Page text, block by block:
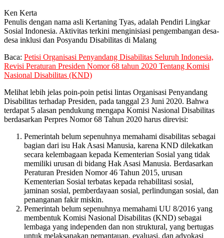
Ken Kerta
Penulis dengan nama asli Kertaning Tyas, adalah Pendiri Lingkar
Sosial Indonesia. Aktivitas terkini menginisiasi pengembangan desa-
desa inklusi dan Posyandu Disabilitas di Malang
Baca: Petisi Organisasi Penyandang Disabilitas Seluruh Indonesia,
Revisi Peraturan Presiden Nomor 68 tahun 2020 Tentang Komisi
Nasional Disabilitas (KND)
Melihat lebih jelas poin-poin petisi lintas Organisasi Penyandang
Disabilitas terhadap Presiden, pada tanggal 23 Juni 2020. Bahwa
terdapat 5 alasan pendukung mengapa Komisi Nasional Disabilitas
berdasarkan Perpres Nomor 68 Tahun 2020 harus direvisi:
Pemerintah belum sepenuhnya memahami disabilitas sebagai
bagian dari isu Hak Asasi Manusia, karena KND dilekatkan
secara kelembagaan kepada Kementerian Sosial yang tidak
memiliki urusan di bidang Hak Asasi Manusia. Berdasarkan
Peraturan Presiden Nomor 46 Tahun 2015, urusan
Kementerian Sosial terbatas kepada rehabilitasi sosial,
jaminan sosial, pemberdayaan sosial, perlindungan sosial, dan
penanganan fakir miskin.
Pemerintah belum sepenuhnya memahami UU 8/2016 yang
membentuk Komisi Nasional Disabilitas (KND) sebagai
lembaga yang independen dan non struktural, yang bertugas
untuk melaksanakan pemantauan, evaluasi, dan advokasi